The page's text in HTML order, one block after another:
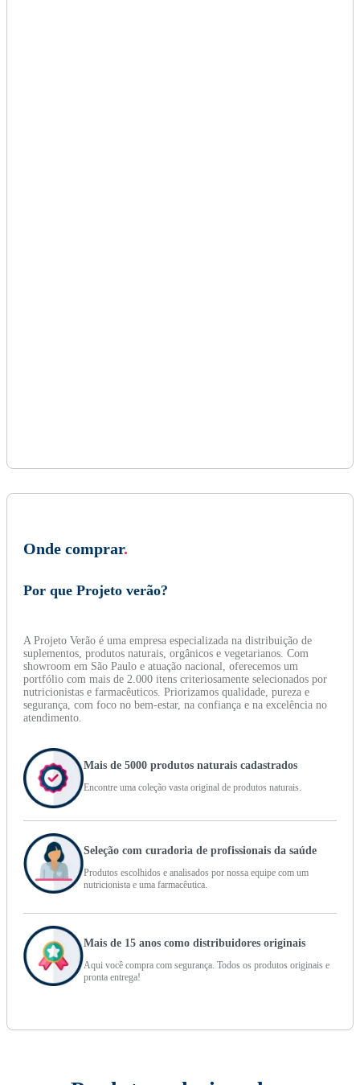
Onde comprar.
Por que Projeto verão?
A Projeto Verão é uma empresa especializada na distribuição de
suplementos, produtos naturais, orgânicos e vegetarianos. Com
showroom em São Paulo e atuação nacional, oferecemos um
portfólio com mais de 2.000 itens criteriosamente selecionados por
nutricionistas e farmacêuticos. Priorizamos qualidade, pureza e
segurança, com foco no bem-estar, na confiança e na excelência no
atendimento.
Mais de 5000 produtos naturais cadastrados
Encontre uma coleção vasta original de produtos naturais.
Seleção com curadoria de profissionais da saúde
Produtos escolhidos e analisados por nossa equipe com um
nutricionista e uma farmacêutica.
Mais de 15 anos como distribuidores originais
Aqui você compra com segurança. Todos os produtos originais e
pronta entrega!